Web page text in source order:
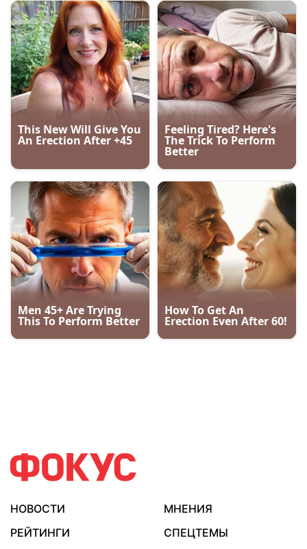
НОВОСТИ
МНЕНИЯ
РЕЙТИНГИ
СПЕЦТЕМЫ